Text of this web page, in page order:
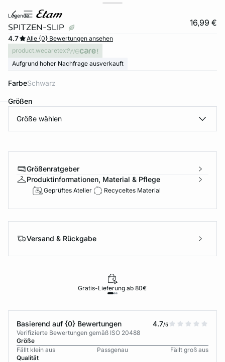
legende
SPITZEN-SLIP 16,99 €
4.7
Alle {0} Bewertungen ansehen
product.wecaretext
Aufgrund hoher Nachfrage ausverkauft
Farbe schwarz
Größen
Größe wählen
Größenratgeber
Produktinformationen, Material & Pflege
Geprüftes Atelier Recyceltes Material
Versand & Rückgabe
Gratis-Lieferung ab 80€
Basierend auf {0} Bewertungen 4.7/5
Verifizierte Bewertungen gemäß ISO 20488
Größe
Fällt klein aus
Passgenau
Fällt groß aus
Qualität